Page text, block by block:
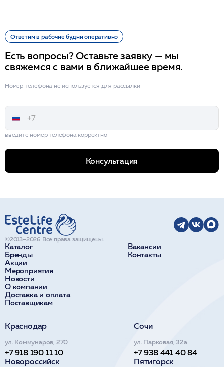
Ответим в рабочие будни оперативно
Есть вопросы? Оставьте заявку — мы
свяжемся с вами в ближайшее время.
Номер телефона не используется для рассылки
введите номер телефона корректно
Консультация
Каталог
Бренды
Акции
Мероприятия
Новости
О компании
Доставка и оплата
Поставщикам
Вакансии
Контакты
©2013–2026 Все права защищены.
Краснодар
ул. Коммунаров, 270
+7 918 190 11 10
Сочи
ул. Парковая, 32а
+7 938 441 40 84
Новороссийск
Пятигорск